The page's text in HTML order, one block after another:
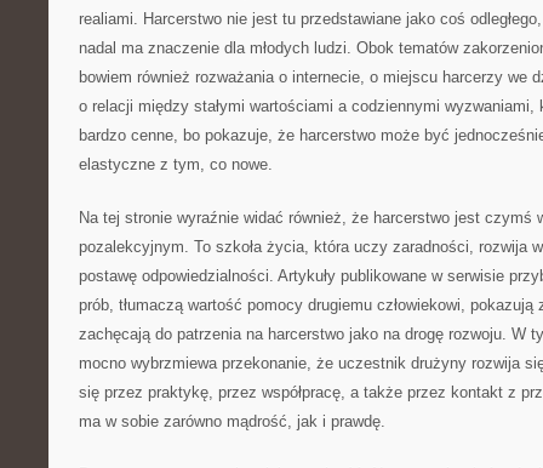
realiami. Harcerstwo nie jest tu przedstawiane jako coś
nadal ma znaczenie dla młodych ludzi. Obok tematów
bowiem również rozważania o internecie, o miejscu harcerzy we
o relacji między stałymi wartościami a codziennymi
bardzo cenne, bo pokazuje, że harcerstwo może być
elastyczne z tym, co nowe.
Na tej stronie wyraźnie widać również, że harcerstwo jest czymś
pozalekcyjnym. To szkoła życia, która uczy zaradności, rozwija
postawę odpowiedzialności. Artykuły publikowane w serwisie
prób, tłumaczą wartość pomocy drugiemu człowiekowi, pokazują
zachęcają do patrzenia na harcerstwo jako na drogę rozwoju. W
mocno wybrzmiewa przekonanie, że uczestnik drużyny rozwija
się przez praktykę, przez współpracę, a także przez kontakt z
ma w sobie zarówno mądrość, jak i prawdę.